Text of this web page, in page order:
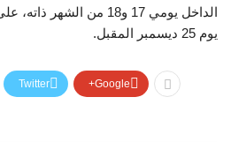
الداخل يومي 17 و18 من
يوم 25 ديسمبر المقبل.
Twitter Google+